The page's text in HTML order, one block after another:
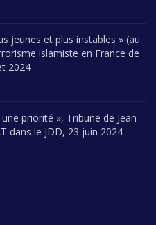
jeunes et plus instables » (au
islamiste en France de
2024
priorité », Tribune de Jean-
dans le JDD, 23 juin 2024